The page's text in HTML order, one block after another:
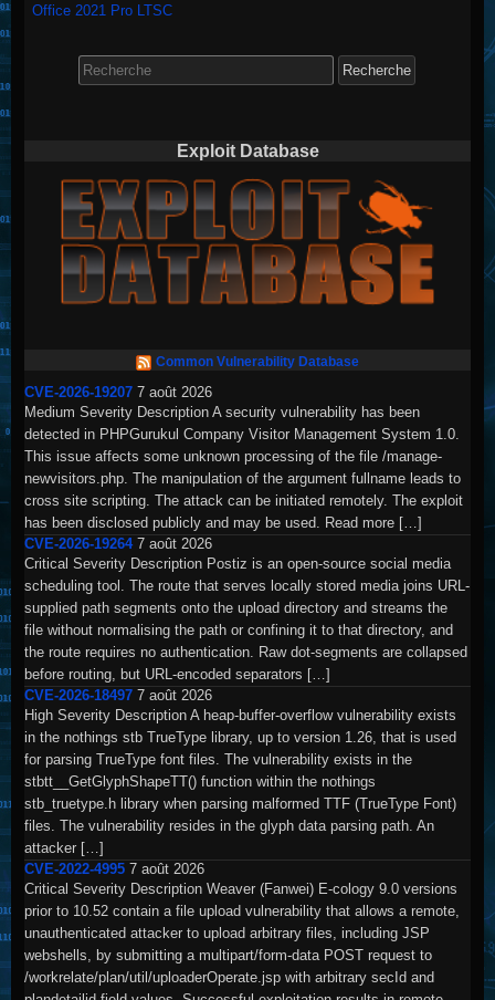
Office 2021 Pro LTSC
for:
Exploit Database
Common Vulnerability Database
CVE-2026-19207 7 août 2026
Medium Severity Description A security vulnerability has been
detected in PHPGurukul Company Visitor Management System 1.0.
This issue affects some unknown processing of the file /manage-
newvisitors.php. The manipulation of the argument fullname leads to
cross site scripting. The attack can be initiated remotely. The exploit
has been disclosed publicly and may be used. Read more […]
CVE-2026-19264 7 août 2026
Critical Severity Description Postiz is an open-source social media
scheduling tool. The route that serves locally stored media joins URL-
supplied path segments onto the upload directory and streams the
file without normalising the path or confining it to that directory, and
the route requires no authentication. Raw dot-segments are collapsed
before routing, but URL-encoded separators […]
CVE-2026-18497 7 août 2026
High Severity Description A heap-buffer-overflow vulnerability exists
in the nothings stb TrueType library, up to version 1.26, that is used
for parsing TrueType font files. The vulnerability exists in the
stbtt__GetGlyphShapeTT() function within the nothings
stb_truetype.h library when parsing malformed TTF (TrueType Font)
files. The vulnerability resides in the glyph data parsing path. An
attacker […]
CVE-2022-4995 7 août 2026
Critical Severity Description Weaver (Fanwei) E-cology 9.0 versions
prior to 10.52 contain a file upload vulnerability that allows a remote,
unauthenticated attacker to upload arbitrary files, including JSP
webshells, by submitting a multipart/form-data POST request to
/workrelate/plan/util/uploaderOperate.jsp with arbitrary secId and